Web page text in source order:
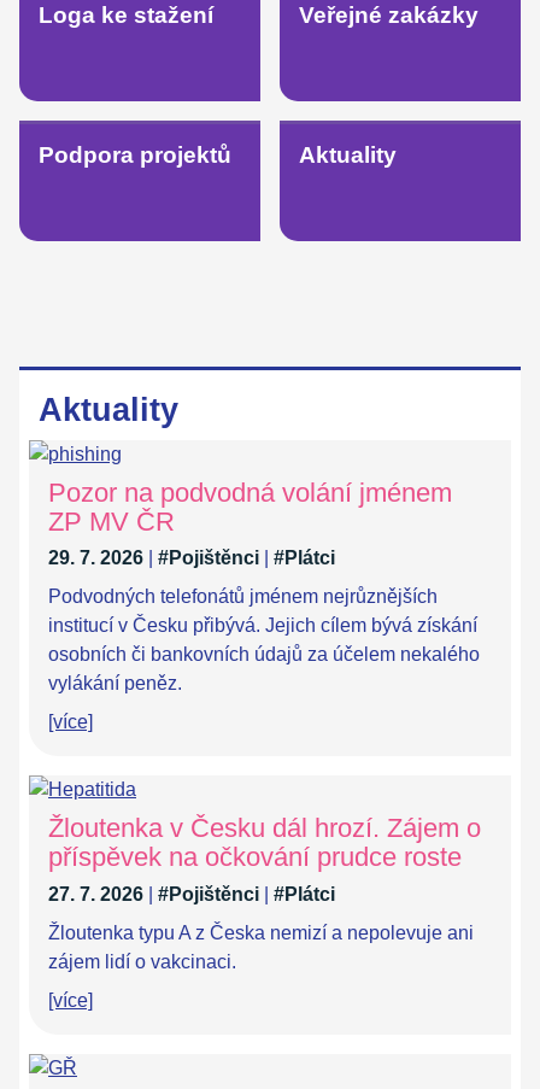
Loga ke stažení Veřejné zakázky
Podpora projektů Aktuality
Aktuality
Pozor na podvodná volání jménem
ZP MV ČR
29. 7. 2026 #Pojištěnci
#Plátci
Podvodných telefonátů jménem nejrůznějších
institucí v Česku přibývá. Jejich cílem bývá získání
osobních či bankovních údajů za účelem nekalého
vylákání peněz.
[více]
Žloutenka v Česku dál hrozí. Zájem o
příspěvek na očkování prudce roste
27. 7. 2026 #Pojištěnci
#Plátci
Žloutenka typu A z Česka nemizí a nepolevuje ani
zájem lidí o vakcinaci.
[více]